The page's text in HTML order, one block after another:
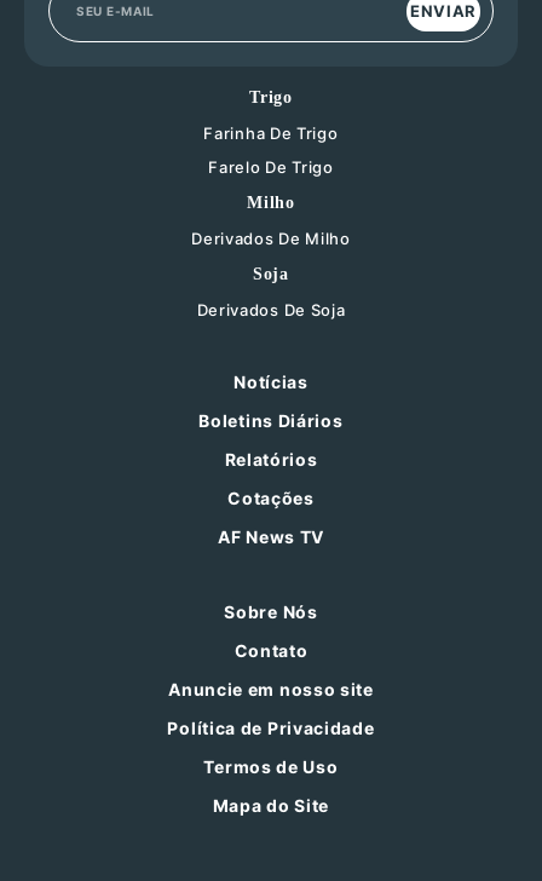
ENVIAR
Trigo
Farinha De Trigo
Farelo De Trigo
Milho
Derivados De Milho
Soja
Derivados De Soja
Notícias
Boletins Diários
Relatórios
Cotações
AF News TV
Sobre Nós
Contato
Anuncie em nosso site
Política de Privacidade
Termos de Uso
Mapa do Site